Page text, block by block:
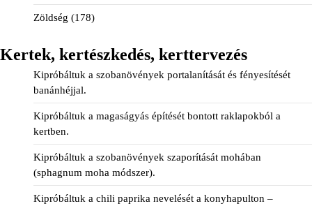
Zöldség (178)
Kertek, kertészkedés, kerttervezés
Kipróbáltuk a szobanövények portalanítását és fényesítését
banánhéjjal.
Kipróbáltuk a magaságyás építését bontott raklapokból a
kertben.
Kipróbáltuk a szobanövények szaporítását mohában
(sphagnum moha módszer).
Kipróbáltuk a chili paprika nevelését a konyhapulton –